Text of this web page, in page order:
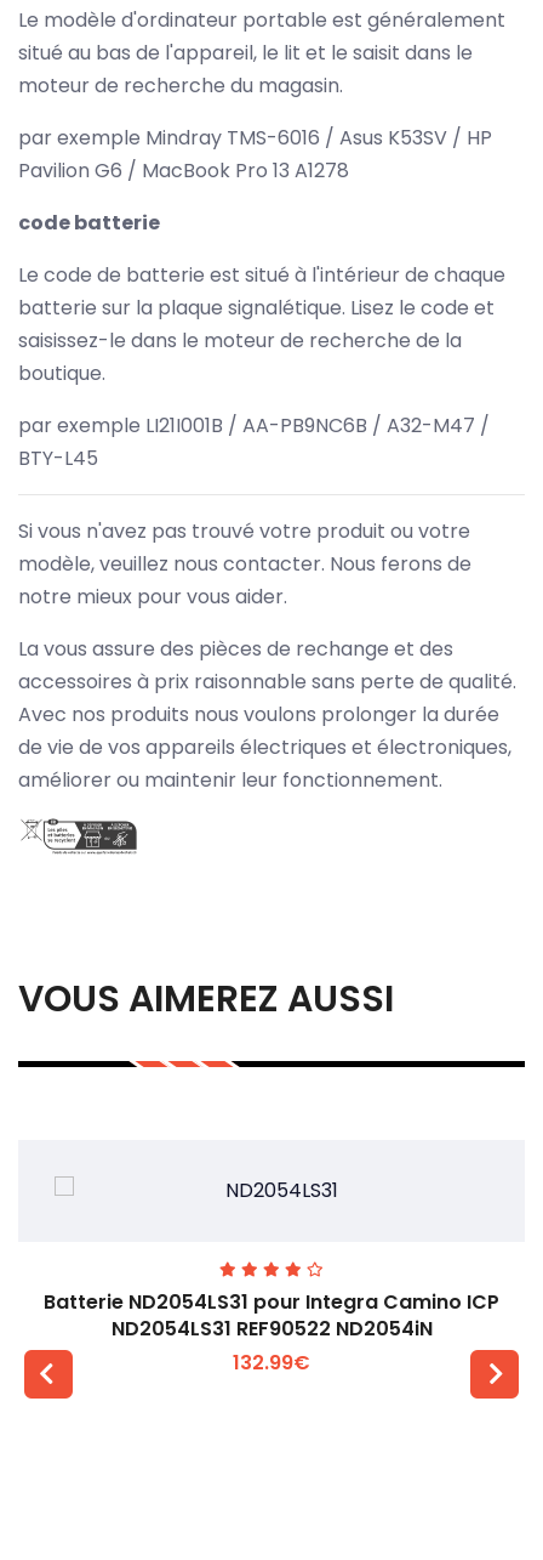
Le modèle d'ordinateur portable est généralement
situé au bas de l'appareil, le lit et le saisit dans le
moteur de recherche du magasin.
par exemple Mindray TMS-6016 / Asus K53SV / HP
Pavilion G6 / MacBook Pro 13 A1278
code batterie
Le code de batterie est situé à l'intérieur de chaque
batterie sur la plaque signalétique. Lisez le code et
saisissez-le dans le moteur de recherche de la
boutique.
par exemple LI21I001B / AA-PB9NC6B / A32-M47 /
BTY-L45
Si vous n'avez pas trouvé votre produit ou votre
modèle, veuillez nous contacter. Nous ferons de
notre mieux pour vous aider.
La vous assure des pièces de rechange et des
accessoires à prix raisonnable sans perte de qualité.
Avec nos produits nous voulons prolonger la durée
de vie de vos appareils électriques et électroniques,
améliorer ou maintenir leur fonctionnement.
VOUS AIMEREZ AUSSI
Batterie ND2054LS31 pour Integra Camino ICP
ND2054LS31 REF90522 ND2054iN
132.99€